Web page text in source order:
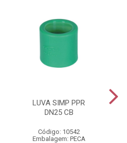
LUVA SIMP PPR
DN25 CB
Código: 10542
Embalagem: PECA